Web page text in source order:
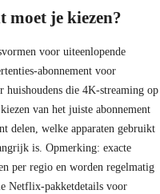
moet je kiezen?
voor uiteenlopende
abonnement voor
huishoudens die 4K-streaming op
van het juiste abonnement
delen, welke apparaten gebruikt
is. Opmerking: exacte
per regio en worden regelmatig
Netflix-pakketdetails voor